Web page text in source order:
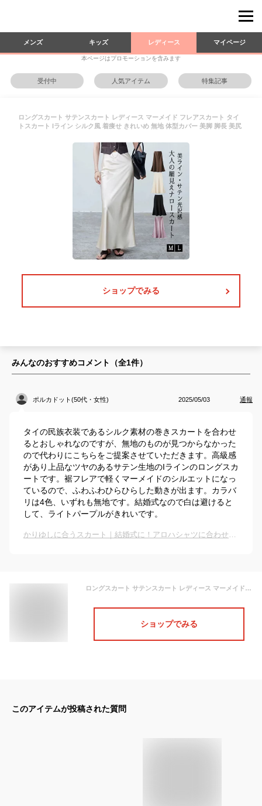
メンズ キッズ レディース マイページ
本ページはプロモーションを含みます
受付中 人気アイテム 特集記事
ロングスカート サテンスカート レディース マーメイド フレアスカート タイ
トスカート Iライン シルク風 着痩せ きれいめ 無地 体型カバー 美脚 脚長 美尻
ショップでみる
みんなのおすすめコメント（全1件）
ポルカドット(50代・女性) 2025/05/03 通報
タイの民族衣装であるシルク素材の巻きスカートを合わせ
るとおしゃれなのですが、無地のものが見つからなかった
ので代わりにこちらをご提案させていただきます。高級感
があり上品なツヤのあるサテン生地のIラインのロングスカ
ートです。裾フレアで軽くマーメイドのシルエットになっ
ているので、ふわふわひらひらした動きが出ます。カラバ
リは4色、いずれも無地です。結婚式なので白は避けると
して、ライトパープルがきれいです。
かりゆしに合うスカート｜結婚式に！アロハシャツに合わせるスカートのおすすめは？
ロングスカート サテンスカート レディース マーメイド フレアスカート タイトスカート Iライン シルク風 着痩せ きれいめ 無地 体型カバー 美脚 脚長 美尻
ショップでみる
このアイテムが投稿された質問